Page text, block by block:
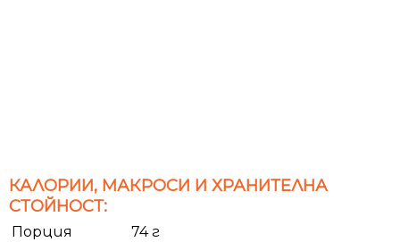
КАЛОРИИ, МАКРОСИ И ХРАНИТЕЛНА
СТОЙНОСТ:
Порция
74 г